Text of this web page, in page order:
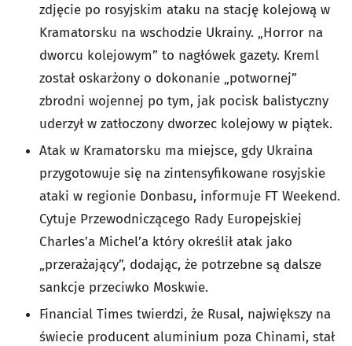
zdjęcie po rosyjskim ataku na stację kolejową w
Kramatorsku na wschodzie Ukrainy. „Horror na
dworcu kolejowym” to nagłówek gazety. Kreml
został oskarżony o dokonanie „potwornej”
zbrodni wojennej po tym, jak pocisk balistyczny
uderzył w zatłoczony dworzec kolejowy w piątek.
Atak w Kramatorsku ma miejsce, gdy Ukraina
przygotowuje się na zintensyfikowane rosyjskie
ataki w regionie Donbasu, informuje FT Weekend.
Cytuje Przewodniczącego Rady Europejskiej
Charles’a Michel’a który określił atak jako
„przerażający”, dodając, że potrzebne są dalsze
sankcje przeciwko Moskwie.
Financial Times twierdzi, że Rusal, największy na
świecie producent aluminium poza Chinami, stał